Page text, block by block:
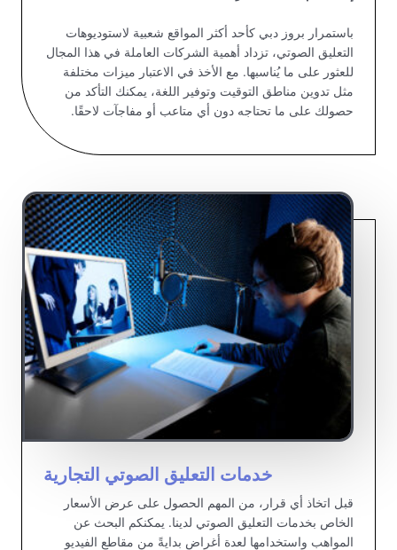
باستمرار بروز دبي كأحد أكثر المواقع شعبية لاستوديوهات
التعليق الصوتي، تزداد أهمية الشركات العاملة في هذا المجال
للعثور على ما يُناسبها. مع الأخذ في الاعتبار ميزات مختلفة
مثل تدوين مناطق التوقيت وتوفير اللغة، يمكنك التأكد من
حصولك على ما تحتاجه دون أي متاعب أو مفاجآت لاحقًا.
خدمات التعليق الصوتي التجارية
قبل اتخاذ أي قرار، من المهم الحصول على عرض الأسعار
الخاص بخدمات التعليق الصوتي لدينا. يمكنكم البحث عن
المواهب واستخدامها لعدة أغراض بدايةً من مقاطع الفيديو